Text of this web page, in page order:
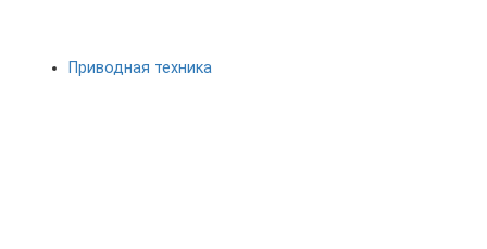
Приводная техника